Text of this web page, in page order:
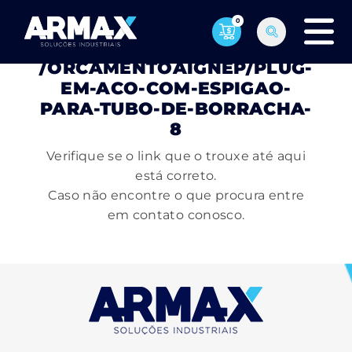
0
PÁGINA NÃO ENCONTRADA
/ORCAMENTOAIGNEP/PLUG-
EM-ACO-COM-ESPIGAO-
PARA-TUBO-DE-BORRACHA-
8
Verifique se o link que o trouxe até aqui
está correto.
Caso não encontre o que procura entre
em contato conosco.